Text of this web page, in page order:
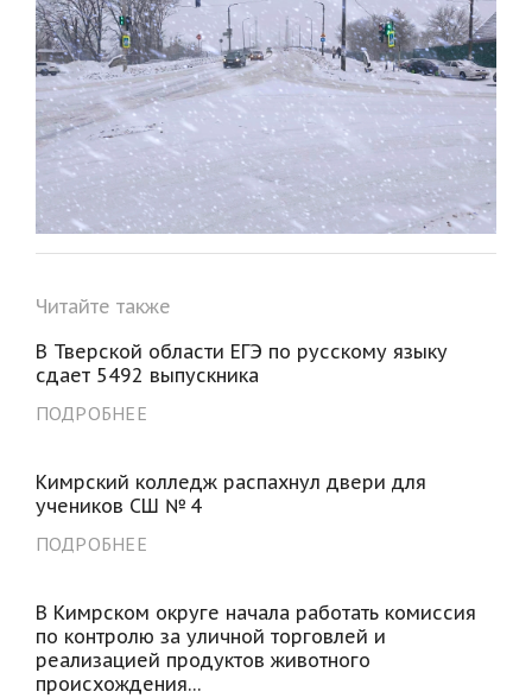
Читайте также
В Тверской области ЕГЭ по русскому языку
сдает 5492 выпускника
ПОДРОБНЕЕ
Кимрский колледж распахнул двери для
учеников СШ № 4
ПОДРОБНЕЕ
В Кимрском округе начала работать комиссия
по контролю за уличной торговлей и
реализацией продуктов животного
происхождения…